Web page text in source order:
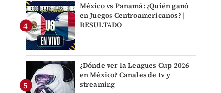
México vs Panamá: ¿Quién ganó
en Juegos Centroamericanos? |
RESULTADO
¿Dónde ver la Leagues Cup 2026
en México? Canales de tv y
streaming